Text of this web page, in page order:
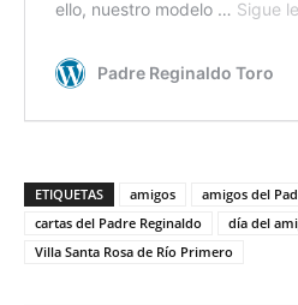
ETIQUETAS amigos
amigos del
cartas del Padre Reginaldo
día del
Villa Santa Rosa de Río Primero